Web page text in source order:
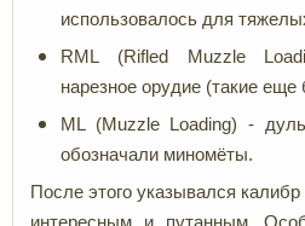
использовалось для
RML (Rifled Muzzle
нарезное орудие (такие
ML (Muzzle Loading) -
обозначали миномёты.
После этого указывался